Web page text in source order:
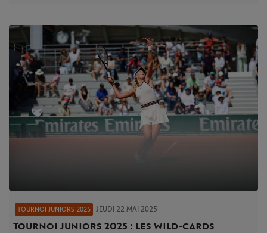
TOURNOI JUNIORS 2025 JEUDI 22 MAI 2025
Tournoi Juniors 2025 : les wild-cards